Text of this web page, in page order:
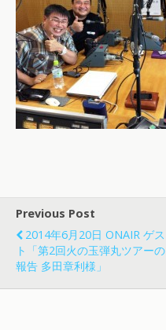
Previous Post
2014年6月20日 ONAIR ゲス
ト「第2回火の玉弾丸ツアーの
報告 多田章利様」